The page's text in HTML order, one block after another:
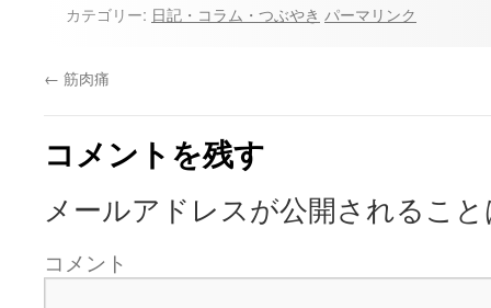
カテゴリー: 日記・コラム・つぶやき パーマリンク
← 筋肉痛
コメントを残す
メールアドレスが公開されるこ
コメント